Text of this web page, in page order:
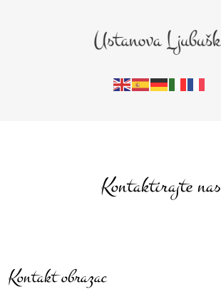
Kontaktirajte nas
Kontakt obrazac